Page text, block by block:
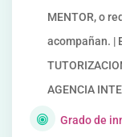
MENTOR, o
acompañan. |
AGENCIA
Grado de